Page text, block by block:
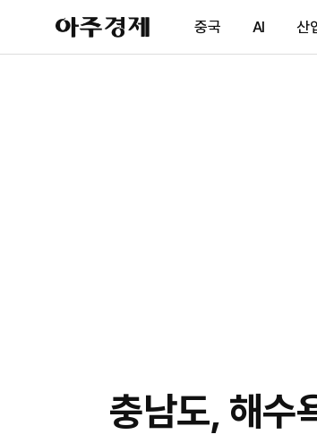
아
주
제
중국 AI 산
충남도, 해수